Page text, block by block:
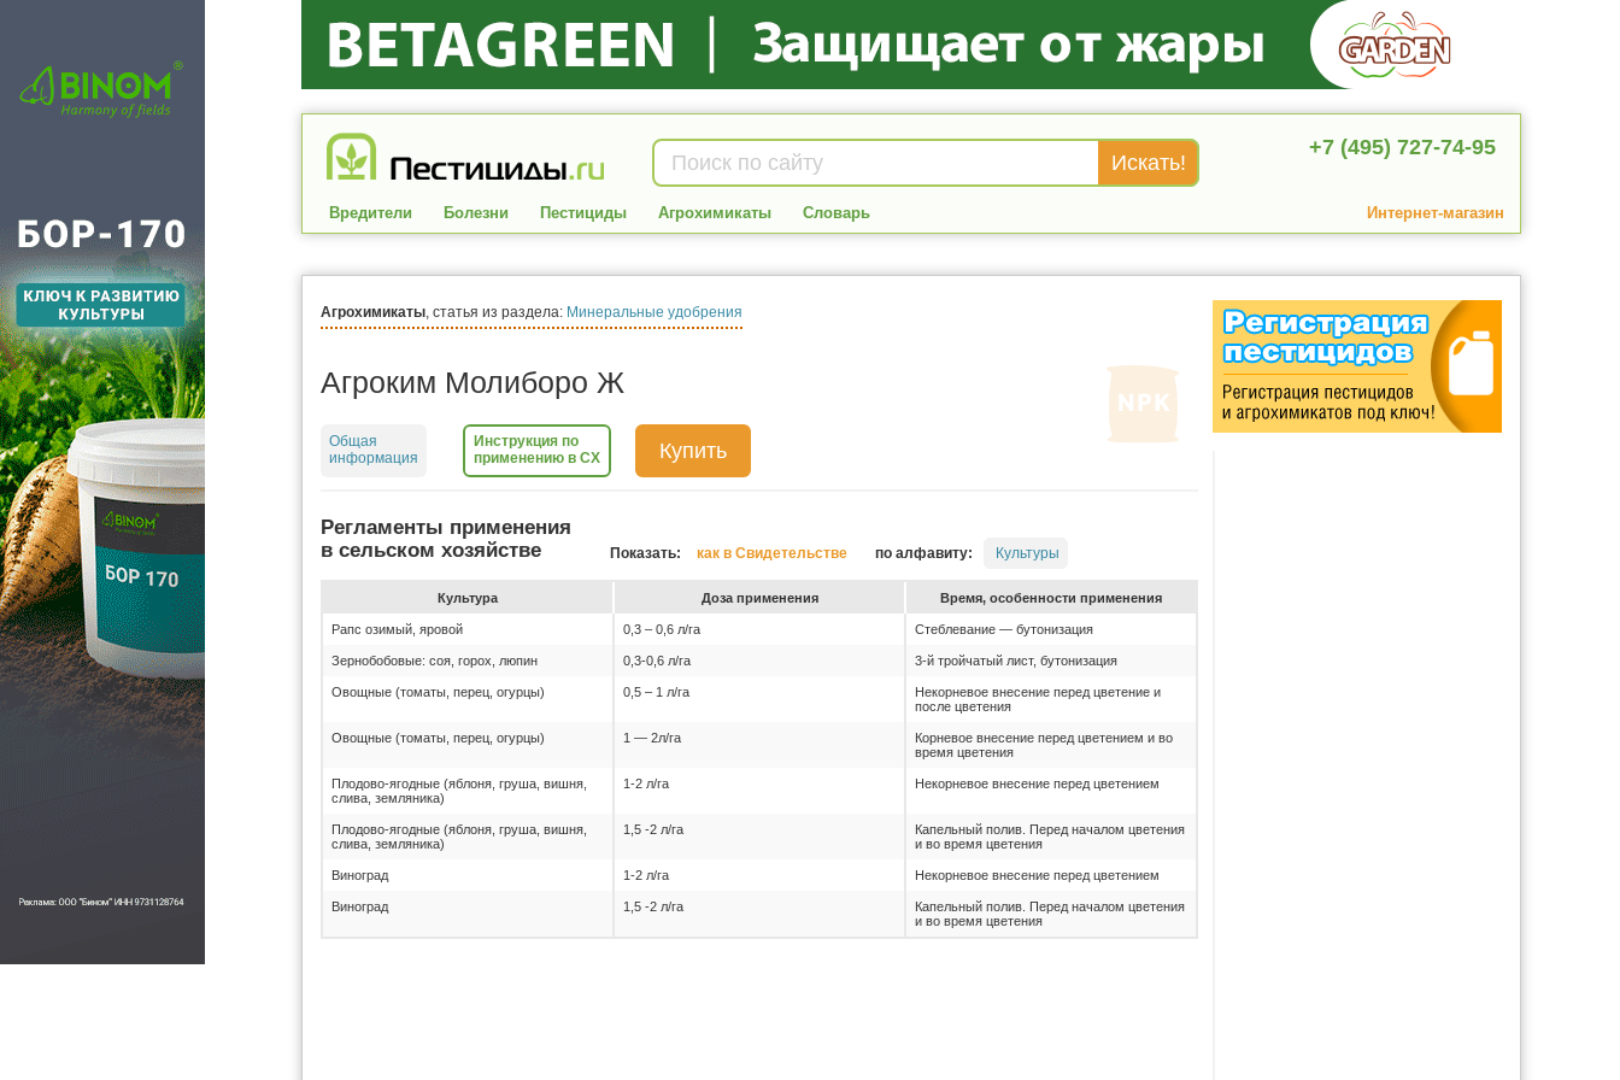
+7 (495) 727-74-95
Вредители Болезни Пестициды Агрохимикаты Словарь Интернет-магазин
Агрохимикаты, статья из раздела: Минеральные удобрения
Агроким Молиборо Ж
Общая
информация
Инструкция по
применению в СХ
Купить
Регламенты применения
в сельском хозяйстве
Показать: как в Свидетельстве по алфавиту: Культуры
Культура До­за при­ме­не­ния Вре­мя, особен­ности при­ме­не­ния
Рапс озимый, яровой 0,3 – 0,6 л/га Стеблевание — бутонизация
Зернобобовые: соя, горох, люпин 0,3-0,6 л/га 3-й тройчатый лист, бутонизация
Овощные (томаты, перец, огурцы) 0,5 – 1 л/га
Некорневое внесение перед цветение и
после цветения
Овощные (томаты, перец, огурцы) 1 — 2л/га
Корневое внесение перед цветением и во
время цветения
Плодово-ягодные (яблоня, груша, вишня,
слива, земляника)
1-2 л/га Некорневое внесение перед цветением
Плодово-ягодные (яблоня, груша, вишня,
слива, земляника)
1,5 -2 л/га
Капельный полив. Перед началом цветения
и во время цветения
Виноград 1-2 л/га Некорневое внесение перед цветением
Виноград 1,5 -2 л/га
Капельный полив. Перед началом цветения
и во время цветения